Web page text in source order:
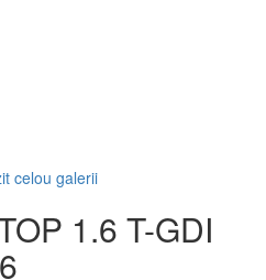
celou galerii
1.6 T-GDI